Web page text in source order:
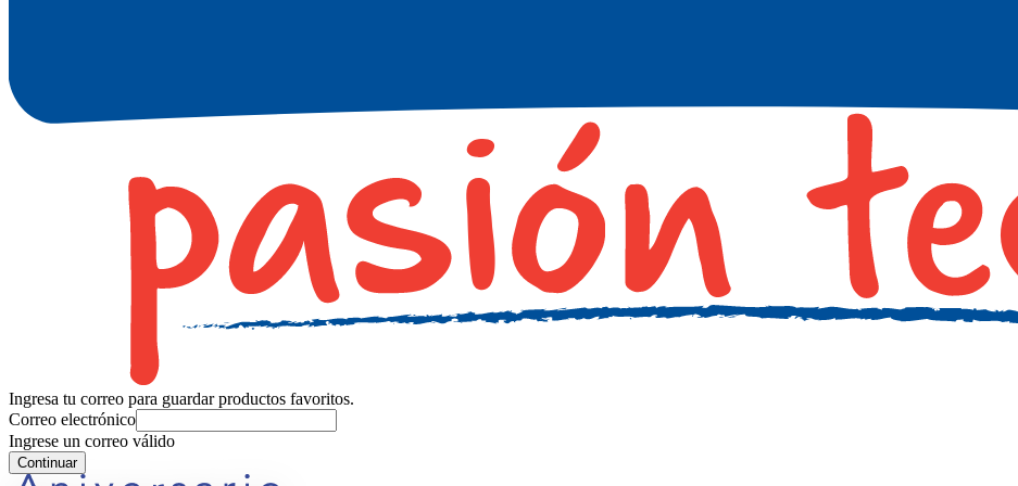
Ingresa tu correo para guardar productos favoritos.
Correo electrónico
Ingrese un correo válido
Continuar